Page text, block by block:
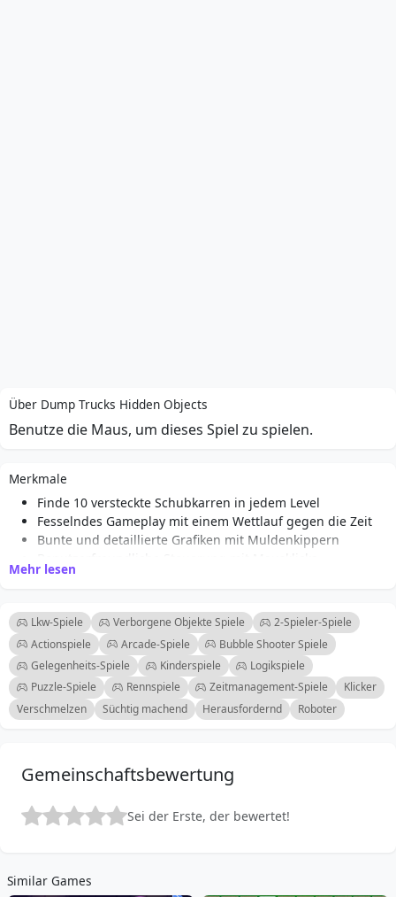
Über Dump Trucks Hidden Objects
Benutze die Maus, um dieses Spiel zu spielen.
Merkmale
Finde 10 versteckte Schubkarren in jedem Level
Fesselndes Gameplay mit einem Wettlauf gegen die Zeit
Bunte und detaillierte Grafiken mit Muldenkippern
Mehrere Level mit steigender Schwierigkeit
Zeitlich begrenzte Herausforderungen für mehr
Spannung
Geeignet für alle Altersgruppen und bietet Spaß für
Familien
Mehr lesen
Lkw-Spiele Verborgene Objekte Spiele
2-Spieler-Spiele
Actionspiele
Arcade-Spiele
Bubble Shooter Spiele
Gelegenheits-Spiele
Kinderspiele
Logikspiele
Puzzle-Spiele
Rennspiele Zeitmanagement-Spiele
Klicker
Verschmelzen
Süchtig machend Herausfordernd Roboter
Gemeinschaftsbewertung
Sei der Erste, der bewertet!
Similar Games